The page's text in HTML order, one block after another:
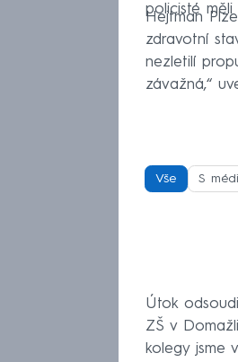
policisté
Hejtman
zdravotní
nezletilí
závažná,“
Vše S
Útok
ZŠ v
kolegy jsme